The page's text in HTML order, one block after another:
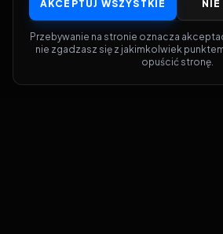
AKCEPTUJ WSZYSTKIE
Przebywanie na stronie oznacza
nie zgadzasz się z jakimkolwiek
opuścić stronę.